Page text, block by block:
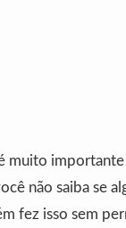
muito importante
não saiba se
fez isso sem